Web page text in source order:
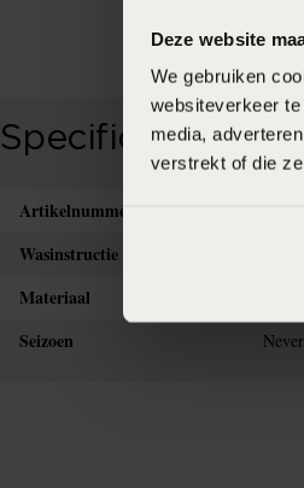
Deze website
We gebruiken
websiteverkeer
media,
verstrekt of die
Specificaties
Artikelnummer
Wasinstructie
Materiaal
Seizoen